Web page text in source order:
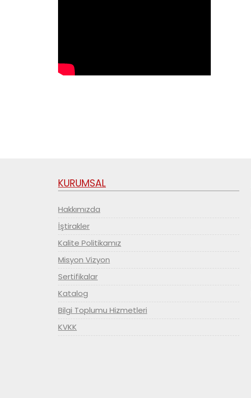
KURUMSAL
Hakkımızda
İştirakler
Kalite Politikamız
Misyon Vizyon
Sertifikalar
Katalog
Bilgi Toplumu Hizmetleri
KVKK